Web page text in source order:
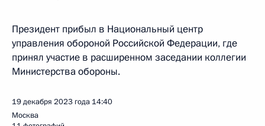
Президент прибыл в Национальный центр
управления обороной Российской Федерации, где
принял участие в расширенном заседании коллегии
Министерства обороны.
19 декабря 2023 года 14:40
Москва